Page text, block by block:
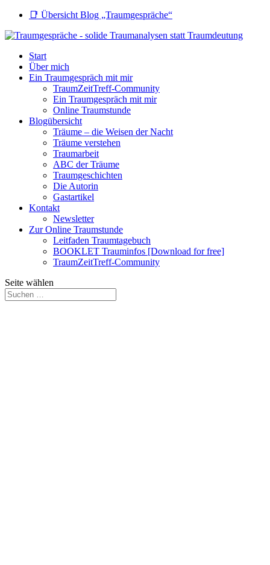
📑 Übersicht Blog „Traumgespräche“
Start
Über mich
Ein Traumgespräch mit mir
TraumZeitTreff-Community
Ein Traumgespräch mit mir
Online Traumstunde
Blogübersicht
Träume – die Weisen der Nacht
Träume verstehen
Traumarbeit
ABC der Träume
Traumgeschichten
Die Autorin
Gastartikel
Kontakt
Newsletter
Zur Online Traumstunde
Leitfaden Traumtagebuch
BOOKLET Trauminfos [Download for free]
TraumZeitTreff-Community
Seite wählen